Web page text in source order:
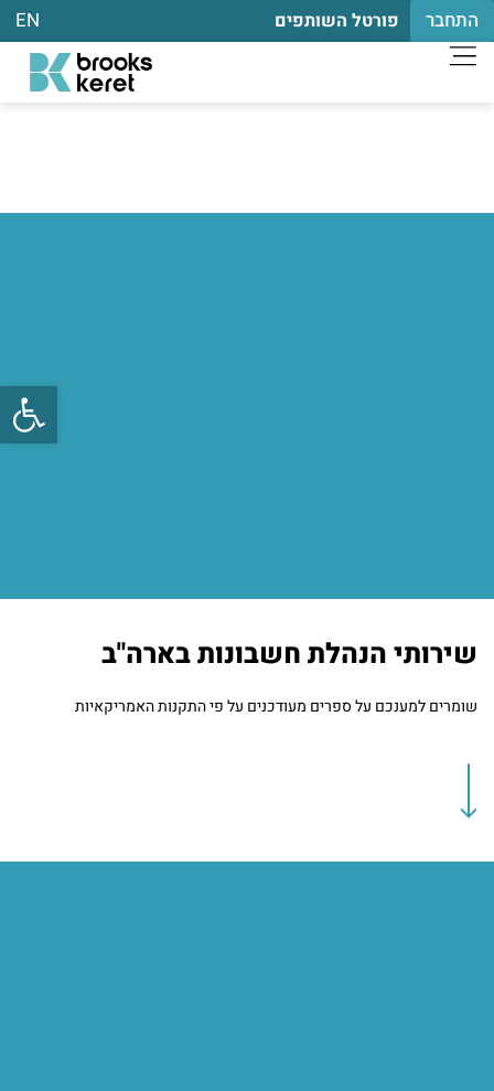
התחבר פורטל השותפים EN
שירותי הנהלת חשבונות בארה"ב
שומרים למענכם על ספרים מעודכנים על פי התקנות האמריקאיות